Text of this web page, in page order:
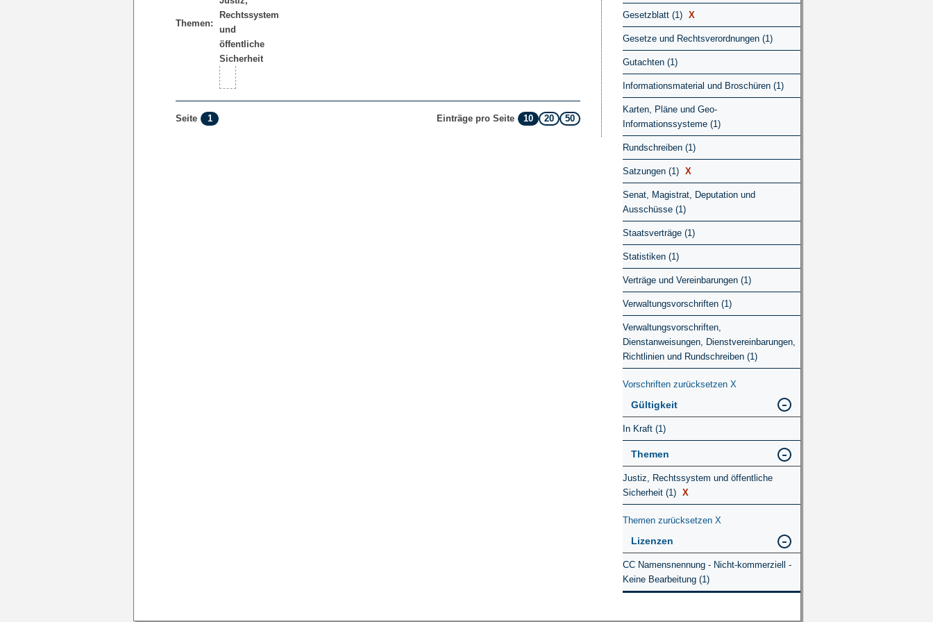
Themen:
Seite 1 Einträge pro Seite 10 20 50
Gesetzblatt (1) X
Gesetze und Rechtsverordnungen (1)
Gutachten (1)
Informationsmaterial und Broschüren (1)
Karten, Pläne und Geo-
Informationssysteme (1)
Rundschreiben (1)
Satzungen (1) X
Senat, Magistrat, Deputation und
Ausschüsse (1)
Staatsverträge (1)
Statistiken (1)
Verträge und Vereinbarungen (1)
Verwaltungsvorschriften (1)
Verwaltungsvorschriften,
Dienstanweisungen, Dienstvereinbarungen,
Richtlinien und Rundschreiben (1)
Vorschriften zurücksetzen X
Gültigkeit
In Kraft (1)
Themen
Justiz, Rechtssystem und öffentliche
Sicherheit (1) X
Themen zurücksetzen X
Lizenzen
CC Namensnennung - Nicht-kommerziell -
Keine Bearbeitung (1)